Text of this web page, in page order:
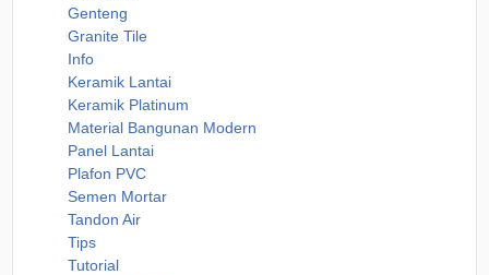
Genteng
Granite Tile
Info
Keramik Lantai
Keramik Platinum
Material Bangunan Modern
Panel Lantai
Plafon PVC
Semen Mortar
Tandon Air
Tips
Tutorial